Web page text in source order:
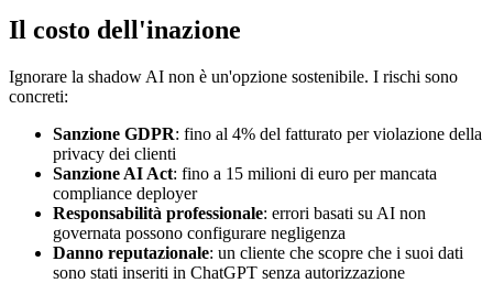
Il costo dell'inazione
Ignorare la shadow AI non è un'opzione sostenibile. I rischi sono
concreti:
Sanzione GDPR: fino al 4% del fatturato per violazione della
privacy dei clienti
Sanzione AI Act: fino a 15 milioni di euro per mancata
compliance deployer
Responsabilità professionale: errori basati su AI non
governata possono configurare negligenza
Danno reputazionale: un cliente che scopre che i suoi dati
sono stati inseriti in ChatGPT senza autorizzazione